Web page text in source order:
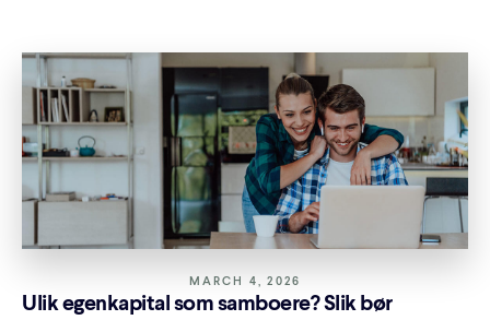
MARCH 4, 2026
Ulik egenkapital som samboere? Slik bør